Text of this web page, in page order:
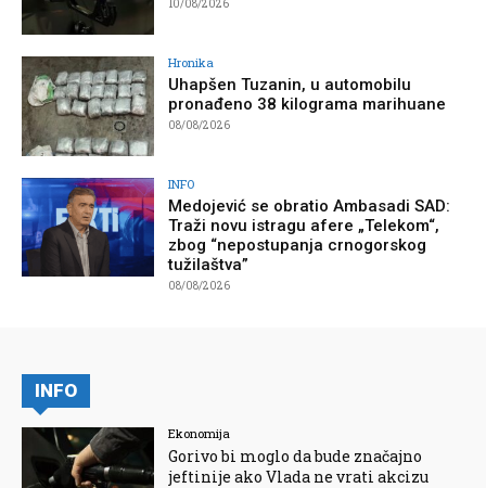
10/08/2026
Hronika
Uhapšen Tuzanin, u automobilu
pronađeno 38 kilograma marihuane
08/08/2026
INFO
Medojević se obratio Ambasadi SAD:
Traži novu istragu afere „Telekom“,
zbog “nepostupanja crnogorskog
tužilaštva”
08/08/2026
INFO
Ekonomija
Gorivo bi moglo da bude značajno
jeftinije ako Vlada ne vrati akcizu